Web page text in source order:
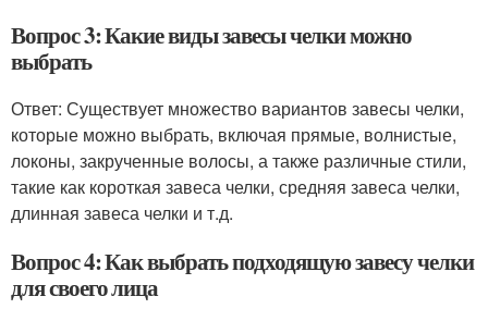
Вопрос 3: Какие виды завесы челки можно
выбрать
Ответ: Существует множество вариантов завесы челки,
которые можно выбрать, включая прямые, волнистые,
локоны, закрученные волосы, а также различные стили,
такие как короткая завеса челки, средняя завеса челки,
длинная завеса челки и т.д.
Вопрос 4: Как выбрать подходящую завесу челки
для своего лица